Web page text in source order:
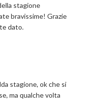
stagione
bravissime! Grazie
dato.
stagione, ok che si
ma qualche volta